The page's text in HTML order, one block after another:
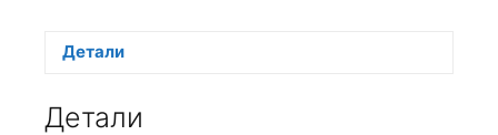
Детали
Детали